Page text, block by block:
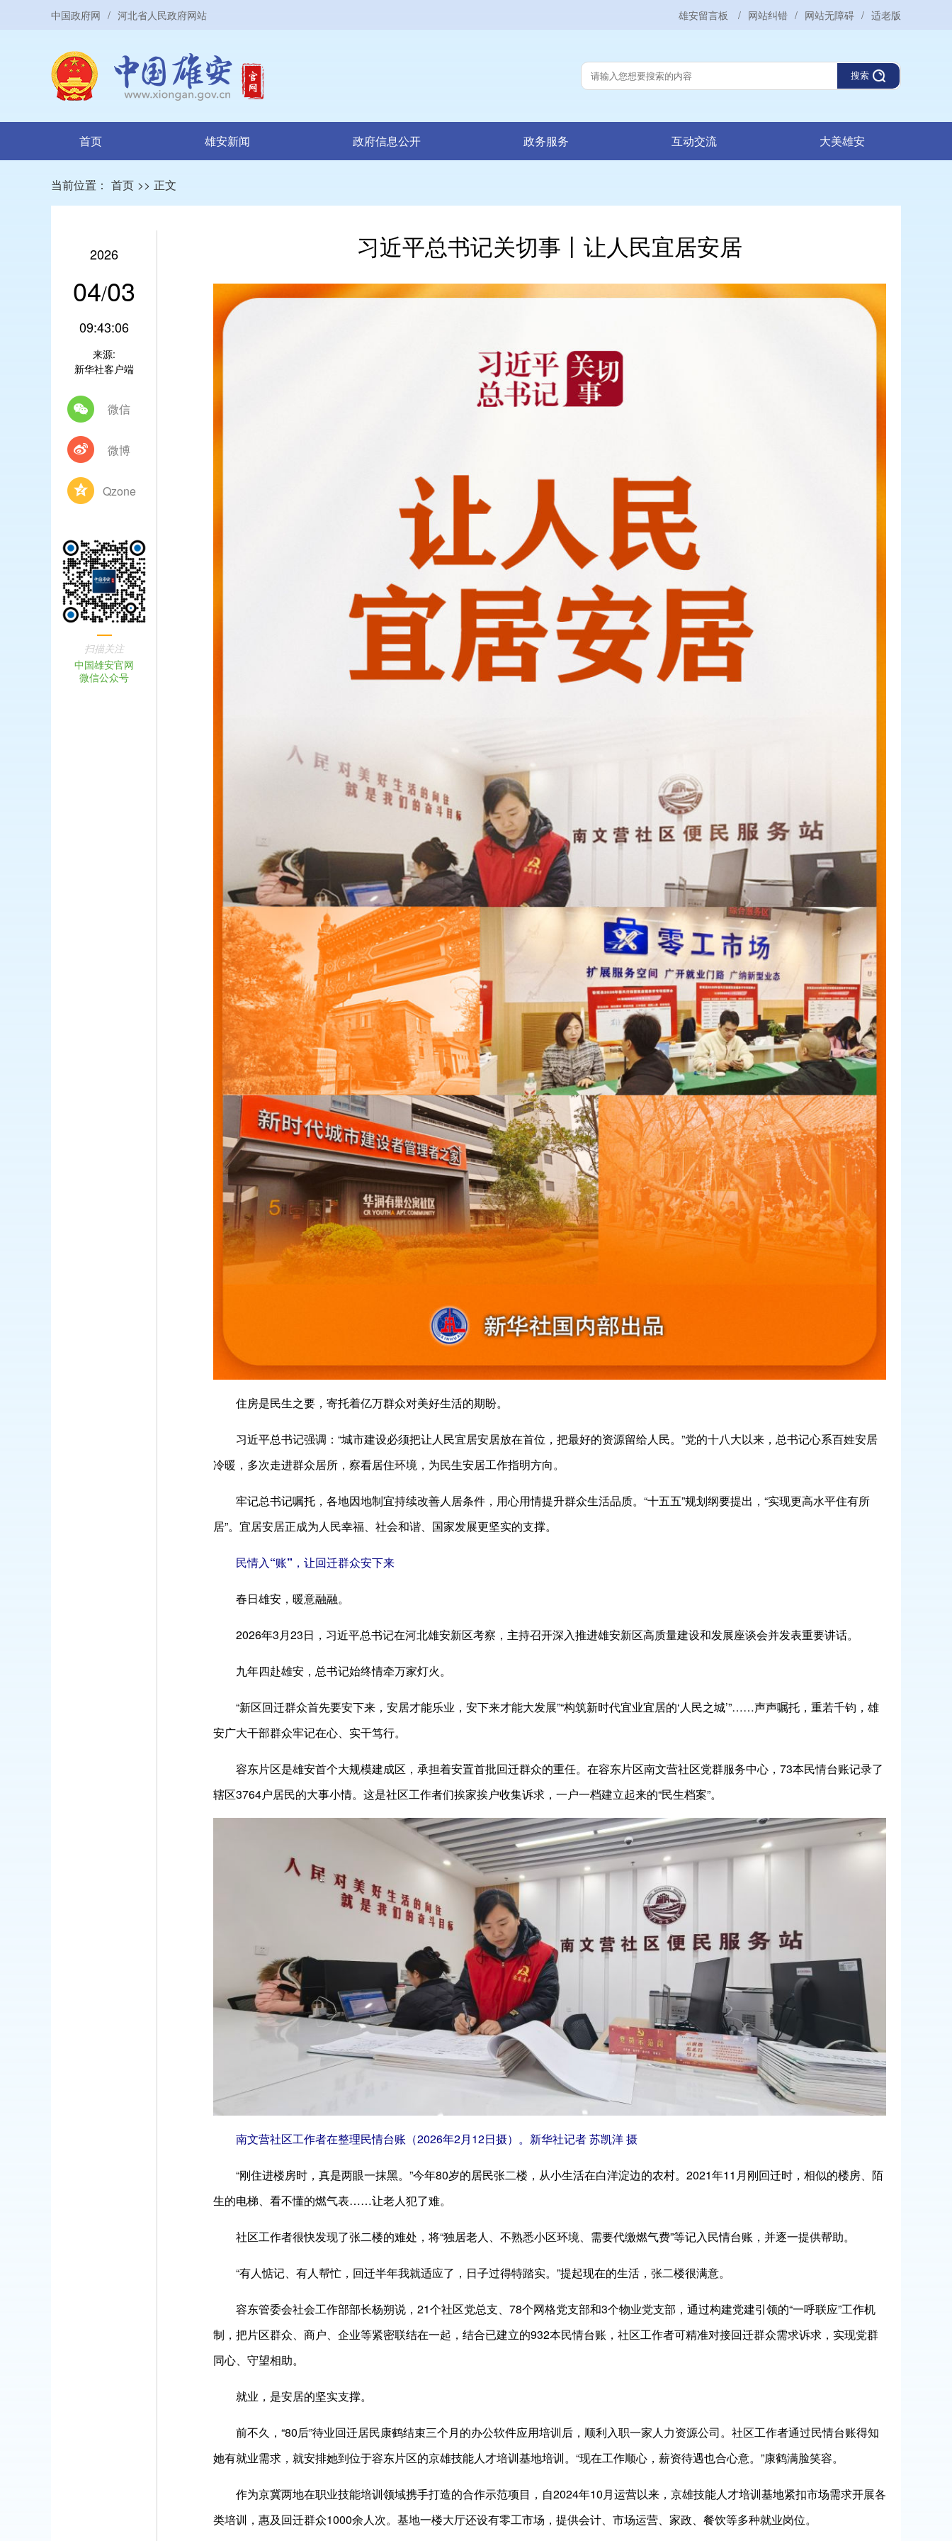
中国政府网 / 河北省人民政府网站 雄安留言板 / 网站纠错 / 网站无障碍 / 适老版
搜索
首页 雄安新闻 政府信息公开 政务服务 互动交流 大美雄安
当前位置： 首页 >> 正文
2026
04/03
09:43:06
来源:
新华社客户端
微信
微博
Qzone
扫描关注
中国雄安官网
微信公众号
习近平总书记关切事丨让人民宜居安居
住房是民生之要，寄托着亿万群众对美好生活的期盼。
习近平总书记强调：“城市建设必须把让人民宜居安居放在首位，把最好的资源留给人民。”党的十八大以来，总书记心系百姓安居
冷暖，多次走进群众居所，察看居住环境，为民生安居工作指明方向。
牢记总书记嘱托，各地因地制宜持续改善人居条件，用心用情提升群众生活品质。“十五五”规划纲要提出，“实现更高水平住有所
居”。宜居安居正成为人民幸福、社会和谐、国家发展更坚实的支撑。
民情入“账”，让回迁群众安下来
春日雄安，暖意融融。
2026年3月23日，习近平总书记在河北雄安新区考察，主持召开深入推进雄安新区高质量建设和发展座谈会并发表重要讲话。
九年四赴雄安，总书记始终情牵万家灯火。
“新区回迁群众首先要安下来，安居才能乐业，安下来才能大发展”“构筑新时代宜业宜居的‘人民之城’”……声声嘱托，重若千钧，雄
安广大干部群众牢记在心、实干笃行。
容东片区是雄安首个大规模建成区，承担着安置首批回迁群众的重任。在容东片区南文营社区党群服务中心，73本民情台账记录了
辖区3764户居民的大事小情。这是社区工作者们挨家挨户收集诉求，一户一档建立起来的“民生档案”。
南文营社区工作者在整理民情台账（2026年2月12日摄）。新华社记者 苏凯洋 摄
“刚住进楼房时，真是两眼一抹黑。”今年80岁的居民张二楼，从小生活在白洋淀边的农村。2021年11月刚回迁时，相似的楼房、陌
生的电梯、看不懂的燃气表……让老人犯了难。
社区工作者很快发现了张二楼的难处，将“独居老人、不熟悉小区环境、需要代缴燃气费”等记入民情台账，并逐一提供帮助。
“有人惦记、有人帮忙，回迁半年我就适应了，日子过得特踏实。”提起现在的生活，张二楼很满意。
容东管委会社会工作部部长杨朔说，21个社区党总支、78个网格党支部和3个物业党支部，通过构建党建引领的“一呼联应”工作机
制，把片区群众、商户、企业等紧密联结在一起，结合已建立的932本民情台账，社区工作者可精准对接回迁群众需求诉求，实现党群
同心、守望相助。
就业，是安居的坚实支撑。
前不久，“80后”待业回迁居民康鹤结束三个月的办公软件应用培训后，顺利入职一家人力资源公司。社区工作者通过民情台账得知
她有就业需求，就安排她到位于容东片区的京雄技能人才培训基地培训。“现在工作顺心，薪资待遇也合心意。”康鹤满脸笑容。
作为京冀两地在职业技能培训领域携手打造的合作示范项目，自2024年10月运营以来，京雄技能人才培训基地紧扣市场需求开展各
类培训，惠及回迁群众1000余人次。基地一楼大厅还设有零工市场，提供会计、市场运营、家政、餐饮等多种就业岗位。